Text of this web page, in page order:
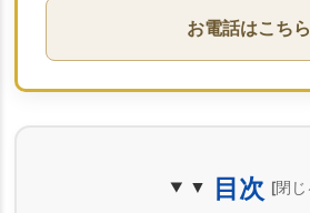
お電話はこちら
目次